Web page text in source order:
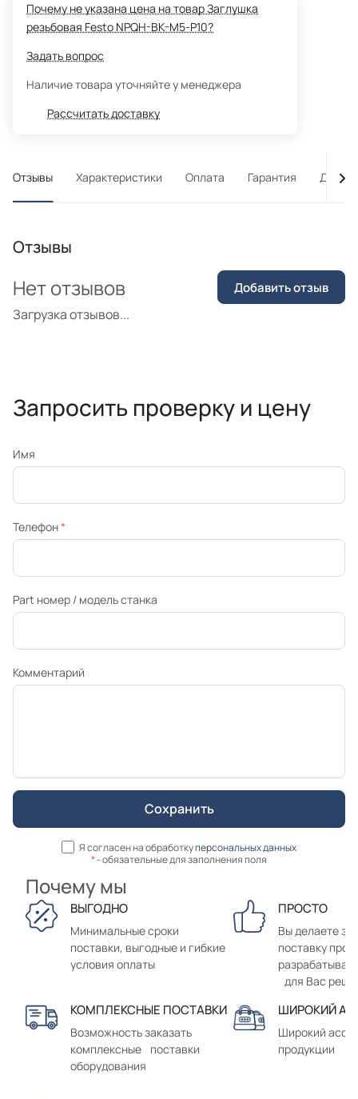
Почему не указана цена на товар Заглушка
резьбовая Festo NPQH-BK-M5-P10?
Задать вопрос
Наличие товара уточняйте у менеджера
Рассчитать доставку
Отзывы Характеристики Оплата Гарантия
Отзывы
Загрузка отзывов...
Нет отзывов Добавить отзыв
Запросить проверку и цену
Имя
Телефон*
Part номер / модель станка
Комментарий
Я согласен на обработкуперсональных данных
*- обязательные для заполнения поля
Почему мы
ВЫГОДНО
Минимальные сроки
поставки, выгодные и гибкие
условия оплаты
ПРОСТО
Вы делаете
поставку
для Вас
КОМПЛЕКСНЫЕ ПОСТАВКИ
Возможность заказать
комплексные поставки
оборудования
ШИРОКИЙ
Широкий
продукции